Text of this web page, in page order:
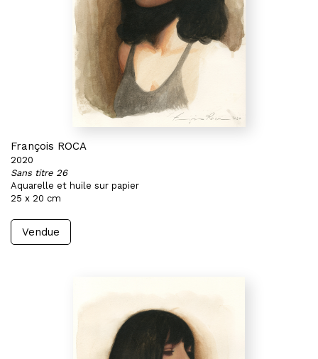
François ROCA
2020
Sans titre 26
Aquarelle et huile sur papier
25 x 20 cm
Vendue